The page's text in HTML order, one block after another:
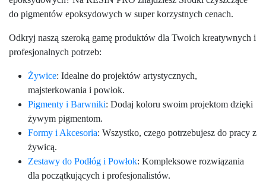
do pigmentów epoksydowych w super korzystnych cenach.
Odkryj naszą szeroką gamę produktów dla Twoich kreatywnych i
profesjonalnych potrzeb:
Żywice: Idealne do projektów artystycznych,
majsterkowania i powłok.
Pigmenty i Barwniki: Dodaj koloru swoim projektom dzięki
żywym pigmentom.
Formy i Akcesoria: Wszystko, czego potrzebujesz do pracy z
żywicą.
Zestawy do Podłóg i Powłok: Kompleksowe rozwiązania
dla początkujących i profesjonalistów.